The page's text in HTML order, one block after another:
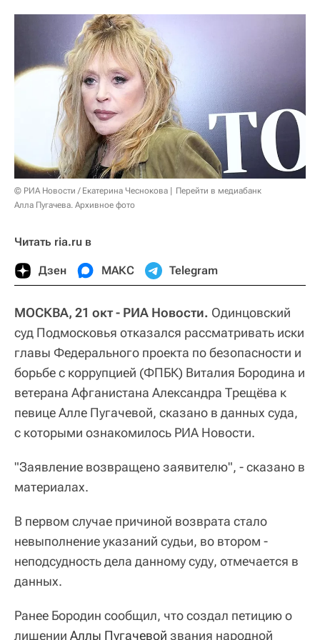
© РИА Новости / Екатерина Чеснокова
Перейти в медиабанк
Алла Пугачева. Архивное фото
Читать ria.ru в
Дзен МАКС Telegram
МОСКВА, 21 окт - РИА Новости. Одинцовский
суд Подмосковья отказался рассматривать иски
главы Федерального проекта по безопасности и
борьбе с коррупцией (ФПБК) Виталия Бородина и
ветерана Афганистана Александра Трещёва к
певице Алле Пугачевой, сказано в данных суда,
с которыми ознакомилось РИА Новости.
"Заявление возвращено заявителю", - сказано в
материалах.
В первом случае причиной возврата стало
невыполнение указаний судьи, во втором -
неподсудность дела данному суду, отмечается в
данных.
Ранее Бородин сообщил, что создал петицию о
лишении Аллы Пугачевой звания народной